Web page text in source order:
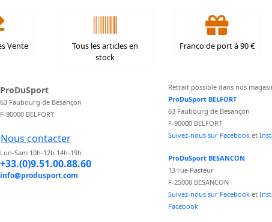
Vente
Tous les articles en
stock
Franco de port à 90 €
ProDuSport
63 Faubourg de Besançon
F-90000 BELFORT
Nous contacter
Lun-Sam 10h-12h 14h-19h
+33.(0)9.51.00.88.60
info@produsport.com
Retrait possible dans nos
ProDuSport BELFORT
63 Faubourg de Besançon
F-90000 BELFORT
Suivez-nous sur Facebook et
ProDuSport BESANCON
13 rue Pasteur
F-25000 BESANCON
Suivez-nous sur Facebook et
Facebook